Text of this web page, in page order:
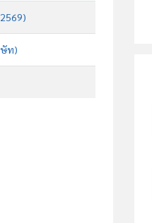
ษัท)